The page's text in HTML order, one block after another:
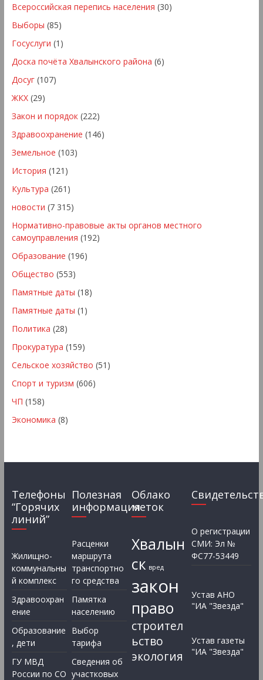
Всероссийская перепись населения (30)
Выборы (85)
Госуслуги (1)
Доска почёта Хвалынского района (6)
Досуг(107)
ЖКХ(29)
Закон и порядок(222)
Здравоохранение (146)
Земельное (103)
История (121)
Культура (261)
новости (7 315)
Нормативно-правовые акты органов местного
самоуправления (192)
Образование (196)
Общество (553)
Памятные даты (18)
Памятные даты (1)
Политика (28)
Прокуратура (159)
Сельское хозяйство (51)
Спорт и туризм (606)
ЧП (158)
Экономика (8)
Телефоны
“Горячих
линий”
Жилищно-
коммунальны
й комплекс
Здравоохран
ение
Образование
, дети
ГУ МВД
России по СО
Полезная
информация
Расценки
маршрута
транспортно
го средства
Памятка
населению
Выбор
тарифа
Сведения об
участковых
Облако
меток
Хвалын
ск вред
закон
право
строител
ьство
экология
О регистрации
СМИ: Эл №
ФС77-53449
Устав АНО
"ИА "Звезда"
Устав газеты
"ИА "Звезда"